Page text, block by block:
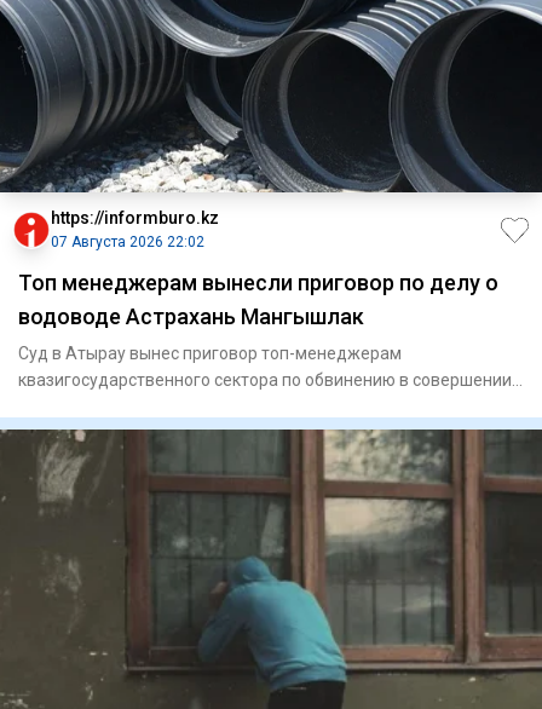
https://informburo.kz
07 Августа 2026 22:02
Топ менеджерам вынесли приговор по делу о
водоводе Астрахань Мангышлак
Суд в Атырау вынес приговор топ-менеджерам
квазигосударственного сектора по обвинению в совершении